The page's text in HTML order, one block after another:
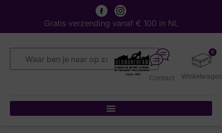
Gratis verzending vanaf € 100 in NL
0
Contact